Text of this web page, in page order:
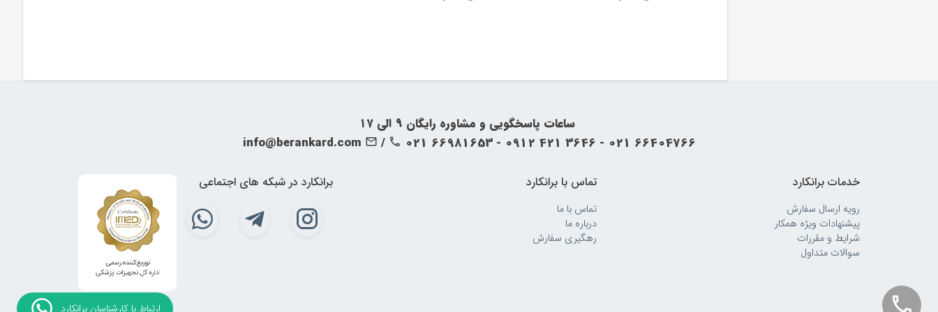
کپسول اکسیژن یک بار مصرف،کپسول
ارتباط با کارشناسان برانکارد
‍‍ ساعات پاسخگویی و مشاوره رایگان ۹ الی ۱۷
info@berankard.com
/ 021 66981653 - 0912 421 3646 - 021 66404766
خدمات برانکارد
رویه‌ ارسال سفارش
پیشنهادات ویژه همکار
شرایط و مقررات
سوالات متداول
تماس با برانکارد
تماس با ما
درباره ما
رهگیری سفارش
برانکارد در شبکه های اجتماعی